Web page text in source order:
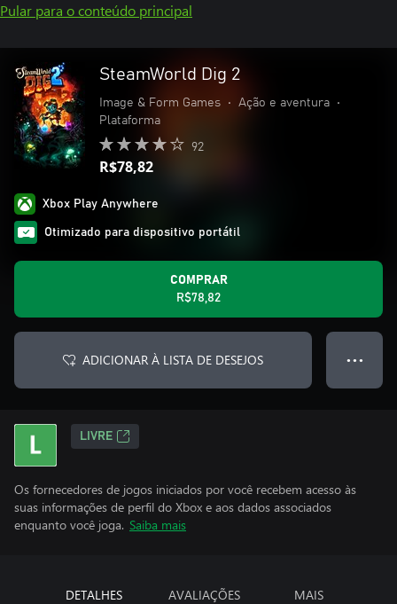
Pular para o conteúdo principal
SteamWorld Dig 2
Image & Form Games • Ação e aventura
•
Plataforma
92
R$78,82
Xbox Play Anywhere
Otimizado para dispositivo portátil
COMPRAR
R$78,82
ADICIONAR À LISTA DE DESEJOS ● ● ●
LIVRE
Os fornecedores de jogos iniciados por você recebem acesso às
suas informações de perfil do Xbox e aos dados associados
enquanto você joga. Saiba mais
DETALHES AVALIAÇÕES MAIS